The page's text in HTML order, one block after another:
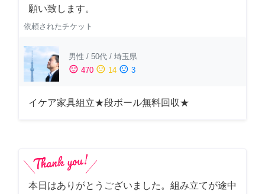
願い致します。
依頼されたチケット
男性 / 50代 / 埼玉県
sentiment_satisfied 470 sentiment_neutral 14 sentiment_dissatisfied 3
イケア家具組立★段ボール無料回収★
本日はありがとうございました。組み立てが途中